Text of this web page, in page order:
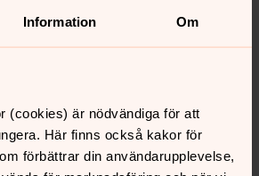
Information Om
(cookies) är nödvändiga för att
Här finns också kakor för
förbättrar din användarupplevelse,